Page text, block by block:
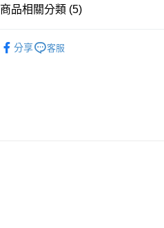
每筆NT$80，滿NT$799(含以上)免運費
每筆NT$80，滿NT$799(含以上)免運費
商品相關分類 (5)
分享 客服